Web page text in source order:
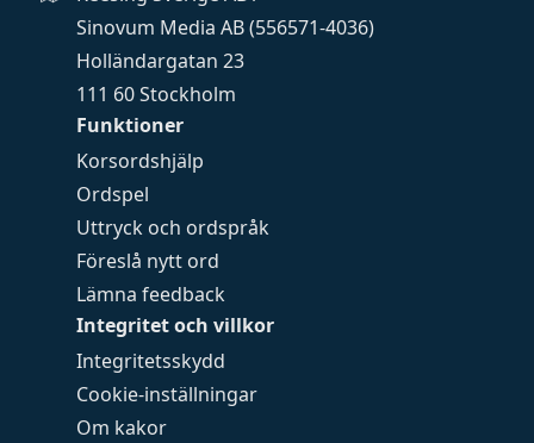
Funktioner
Korsordshjälp
Ordspel
Uttryck och ordspråk
Föreslå nytt ord
Lämna feedback
Integritet och villkor
Integritetsskydd
Cookie-inställningar
Om kakor
Sinovum Media AB (556571-4036)
Holländargatan 23
111 60 Stockholm